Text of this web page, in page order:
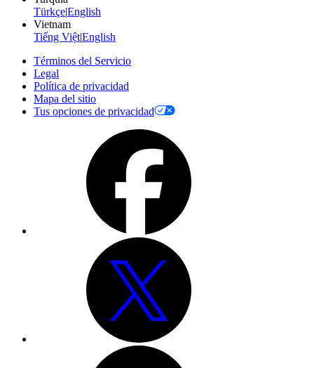
Türkçe|English
Vietnam
Tiếng Việt|English
Términos del Servicio
Legal
Política de privacidad
Mapa del sitio
Tus opciones de privacidad